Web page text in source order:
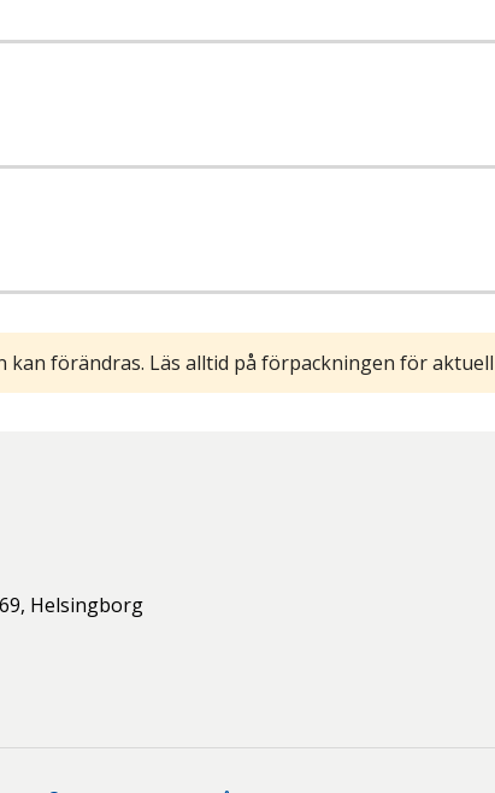
kan förändras. Läs alltid på förpackningen för
Helsingborg